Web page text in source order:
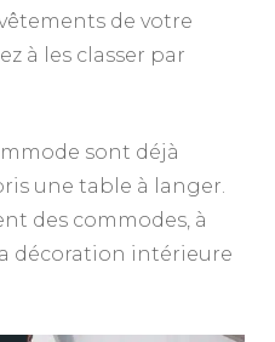
de votre
à les classer par
sont déjà
une table à langer.
des commodes, à
décoration intérieure